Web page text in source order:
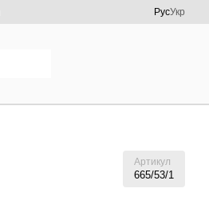
РусУкр
Артикул
665/53/1